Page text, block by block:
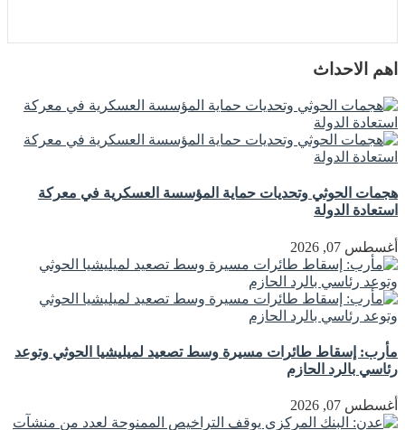
اهم الاحداث
هجمات الحوثي وتحديات حماية المؤسسة العسكرية في معركة
استعادة الدولة
أغسطس 07, 2026
مأرب: إسقاط طائرات مسيرة وسط تصعيد لميليشيا الحوثي وتوعد
رئاسي بالرد الحازم
أغسطس 07, 2026